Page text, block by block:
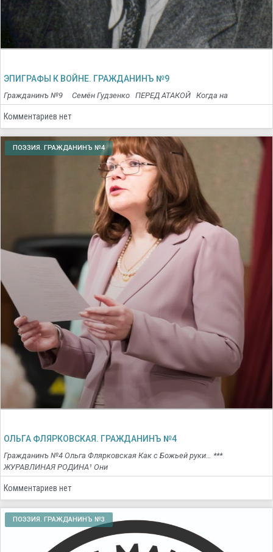
ЭПИГРАФЫ К ВОЙНЕ. ГРАЖДАНИНЪ №9
Гражданинъ №9 Семён Гудзенко ПЕРЕД АТАКОЙ Когда на
Комментариев нет
ПОЭЗИЯ. ГРАЖДАНИНЪ №4
ОЛЬГА ФЛЯРКОВСКАЯ. ГРАЖДАНИНЪ №4
Гражданинъ №4 Ольга Флярковская Как с Божьей руки… ***
ЖУРАВЛИНАЯ РОДИНА¹ Они
Комментариев нет
ПОЭЗИЯ. ГРАЖДАНИНЪ №3